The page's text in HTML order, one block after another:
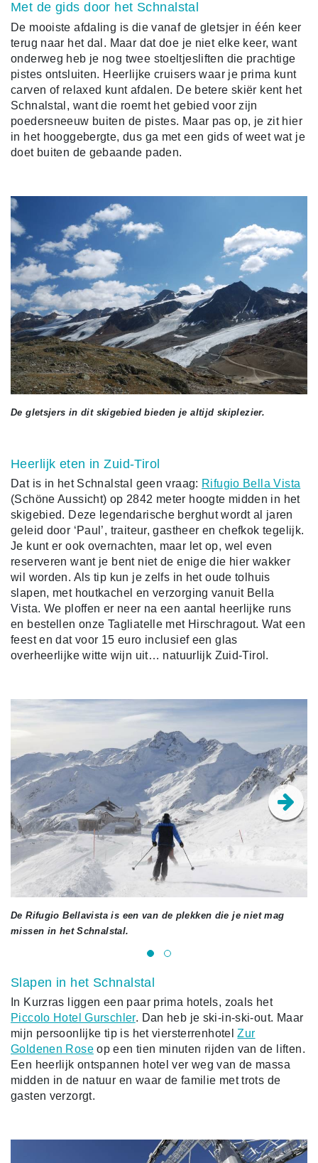
Met de gids door het Schnalstal
De mooiste afdaling is die vanaf de gletsjer in één keer
terug naar het dal. Maar dat doe je niet elke keer, want
onderweg heb je nog twee stoeltjesliften die prachtige
pistes ontsluiten. Heerlijke cruisers waar je prima kunt
carven of relaxed kunt afdalen. De betere skiër kent het
Schnalstal, want die roemt het gebied voor zijn
poedersneeuw buiten de pistes. Maar pas op, je zit hier
in het hooggebergte, dus ga met een gids of weet wat je
doet buiten de gebaande paden.
De gletsjers in dit skigebied bieden je altijd skiplezier.
Heerlijk eten in Zuid-Tirol
Dat is in het Schnalstal geen vraag: Rifugio Bella Vista
(Schöne Aussicht) op 2842 meter hoogte midden in het
skigebied. Deze legendarische berghut wordt al jaren
geleid door ‘Paul’, traiteur, gastheer en chefkok tegelijk.
Je kunt er ook overnachten, maar let op, wel even
reserveren want je bent niet de enige die hier wakker
wil worden. Als tip kun je zelfs in het oude tolhuis
slapen, met houtkachel en verzorging vanuit Bella
Vista. We ploffen er neer na een aantal heerlijke runs
en bestellen onze Tagliatelle met Hirschragout. Wat een
feest en dat voor 15 euro inclusief een glas
overheerlijke witte wijn uit… natuurlijk Zuid-Tirol.
De Rifugio Bellavista is een van de plekken die je niet mag
missen in het Schnalstal.
Slapen in het Schnalstal
In Kurzras liggen een paar prima hotels, zoals het
Piccolo Hotel Gurschler. Dan heb je ski-in-ski-out. Maar
mijn persoonlijke tip is het viersterrenhotelZur
Goldenen Roseop een tien minuten rijden van de liften.
Een heerlijk ontspannen hotel ver weg van de massa
midden in de natuur en waar de familie met trots de
gasten verzorgt.